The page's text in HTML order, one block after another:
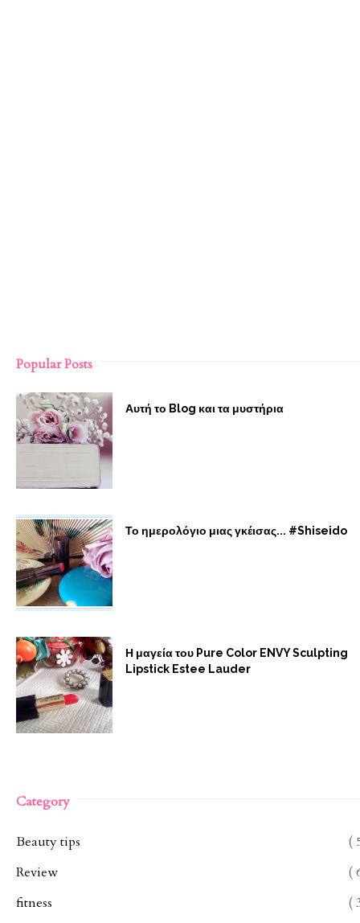
Popular Posts
Αυτή το Blog και τα μυστήρια
Το ημερολόγιο μιας γκέισας... #Shiseido
Η μαγεία του Pure Color ENVY Sculpting
Lipstick Estee Lauder
Category
Beauty tips
(
Review
(
fitness
(